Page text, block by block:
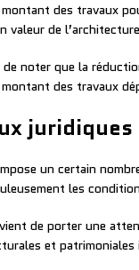
des travaux
valeur de
noter que la
des travaux
un certain
les
de porter une
et